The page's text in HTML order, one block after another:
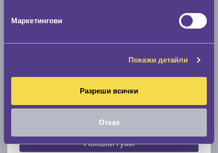
Маркетингови
Покажи детайли
Разреши всички
Отказ
По марка автомобил
Покажи гуми